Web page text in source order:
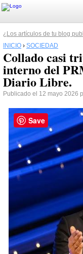
¿Los artículos de tu blog
INICIO › SOCIEDAD
Collado casi
interno del
Diario Libre.
Publicado el 12 mayo 2026
Save